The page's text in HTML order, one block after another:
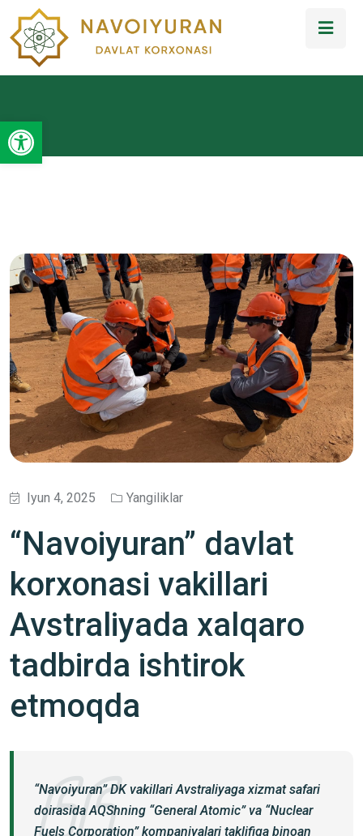
Open toolbar
Iyun 4, 2025 Yangiliklar
“Navoiyuran” davlat
korxonasi vakillari
Avstraliyada xalqaro
tadbirda ishtirok
etmoqda
“Navoiyuran” DK vakillari Avstraliyaga xizmat safari
doirasida AQShning “General Atomic” va “Nuclear
Fuels Corporation” kompaniyalari taklifiga binoan